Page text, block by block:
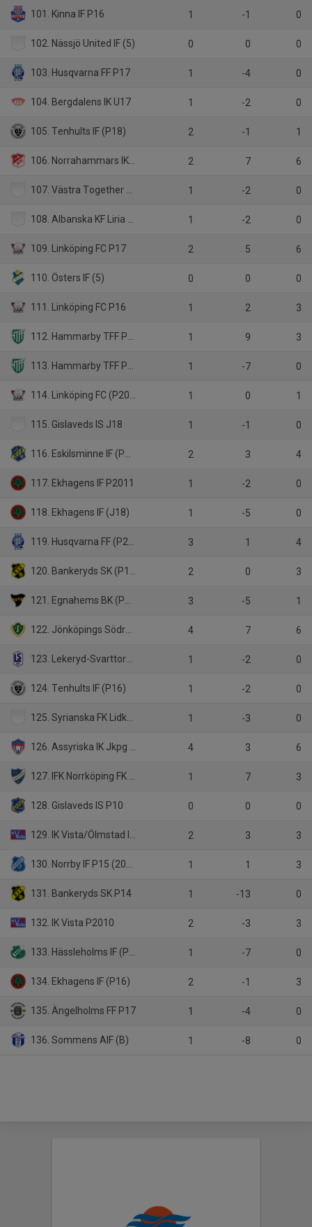
101. Kinna IF P16 1 -1 0
102. Nässjö United IF (5) 0 0 0
103. Husqvarna FF P17 1 -4 0
104. Bergdalens IK U17 1 -2 0
105. Tenhults IF (P18) 2 -1 1
106. Norrahammars IK P2010 2 7 6
107. Västra Together FC (P2011) 1 -2 0
108. Albanska KF Liria (6) 1 -2 0
109. Linköping FC P17 2 5 6
110. Östers IF (5) 0 0 0
111. Linköping FC P16 1 2 3
112. Hammarby TFF P14 1 9 3
113. Hammarby TFF P13 1 -7 0
114. Linköping FC (P2011) 1 0 1
115. Gislaveds IS J18 1 -1 0
116. Eskilsminne IF (P16) 2 3 4
117. Ekhagens IF P2011 1 -2 0
118. Ekhagens IF (J18) 1 -5 0
119. Husqvarna FF (P2011) 3 1 4
120. Bankeryds SK (P16) 2 0 3
121. Egnahems BK (P16) 3 -5 1
122. Jönköpings Södra IF (P2011) 4 7 6
123. Lekeryd-Svarttorps SK P16 1 -2 0
124. Tenhults IF (P16) 1 -2 0
125. Syrianska FK Lidköping (3) 1 -3 0
126. Assyriska IK Jkpg (3) 4 3 6
127. IFK Norrköping FK P13 1 7 3
128. Gislaveds IS P10 0 0 0
129. IK Vista/Ölmstad IS (P18) 2 3 3
130. Norrby IF P15 (2011) 1 1 3
131. Bankeryds SK P14 1 -13 0
132. IK Vista P2010 2 -3 3
133. Hässleholms IF (P2011) 1 -7 0
134. Ekhagens IF (P16) 2 -1 3
135. Ängelholms FF P17 1 -4 0
136. Sommens AIF (B) 1 -8 0